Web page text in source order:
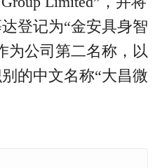
登记为“金安具身智
为公司第二名称，以
的中文名称“大昌微